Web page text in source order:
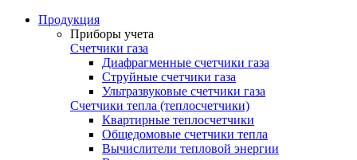
Продукция
Приборы учета
Счетчики газа
Диафрагменные счетчики газа
Струйные счетчики газа
Ультразвуковые счетчики газа
Счетчики тепла (теплосчетчики)
Квартирные теплосчетчики
Общедомовые счетчики тепла
Вычислители тепловой энергии